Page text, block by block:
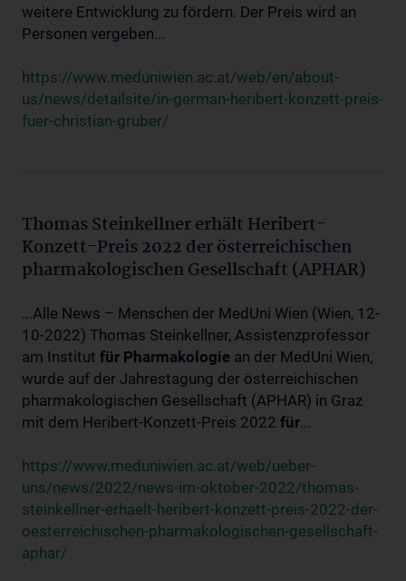
weitere Entwicklung zu fördern. Der Preis wird an
Personen vergeben...
https://www.meduniwien.ac.at/web/en/about-
us/news/detailsite/in-german-heribert-konzett-preis-
fuer-christian-gruber/
Thomas Steinkellner erhält Heribert-
Konzett-Preis 2022 der österreichischen
pharmakologischen Gesellschaft (APHAR)
...Alle News – Menschen der MedUni Wien (Wien, 12-
10-2022) Thomas Steinkellner, Assistenzprofessor
am Institut für Pharmakologie an der MedUni Wien,
wurde auf der Jahrestagung der österreichischen
pharmakologischen Gesellschaft (APHAR) in Graz
mit dem Heribert-Konzett-Preis 2022 für...
https://www.meduniwien.ac.at/web/ueber-
uns/news/2022/news-im-oktober-2022/thomas-
steinkellner-erhaelt-heribert-konzett-preis-2022-der-
oesterreichischen-pharmakologischen-gesellschaft-
aphar/